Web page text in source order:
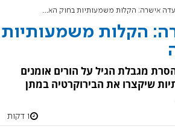
אישרה: הקלות משמעותיות בחוק האומנה
הקלות משמעותיות
מגבלת הגיל על הורים אומנים
שיקצרו את הבירוקרטיה במתן
1 דקות